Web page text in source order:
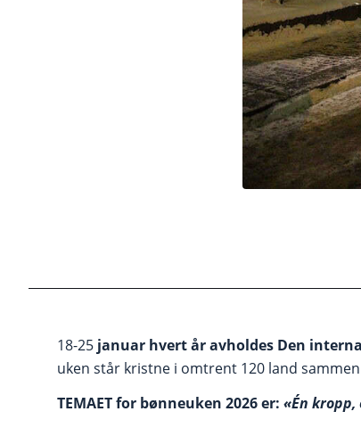
18-25 januar hvert år avholdes Den
uken står kristne i omtrent 120 land
TEMAET for bønneuken 2026 er: «Én